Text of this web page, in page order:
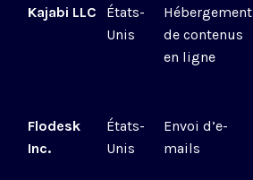
Kajabi LLC
États-
Unis
Hébergement
de contenus
en ligne
Flodesk
Inc.
États-
Unis
Envoi d’e-
mails